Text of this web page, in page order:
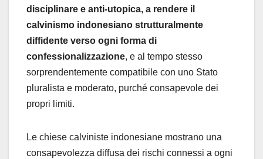
disciplinare e anti-utopica, a rendere il
calvinismo indonesiano strutturalmente
diffidente verso ogni forma di
confessionalizzazione, e al tempo stesso
sorprendentemente compatibile con uno Stato
pluralista e moderato, purché consapevole dei
propri limiti.
Le chiese calviniste indonesiane mostrano una
consapevolezza diffusa dei rischi connessi a ogni